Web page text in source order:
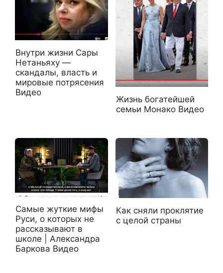
Внутри жизни Сары
Нетаньяху —
скандалы, власть и
мировые потрясения
Видео
Жизнь богатейшей
семьи Монако Видео
Самые жуткие мифы
Руси, о которых не
рассказывают в
школе | Александра
Баркова Видео
Как сняли проклятие
с целой страны